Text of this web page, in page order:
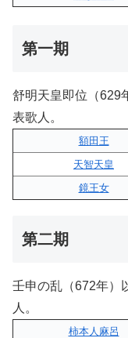
第一期
舒明天皇即位（629
表歌人。
額田王
天智天皇
鏡王女
第二期
壬申の乱（672年）
人。
柿本人麻呂